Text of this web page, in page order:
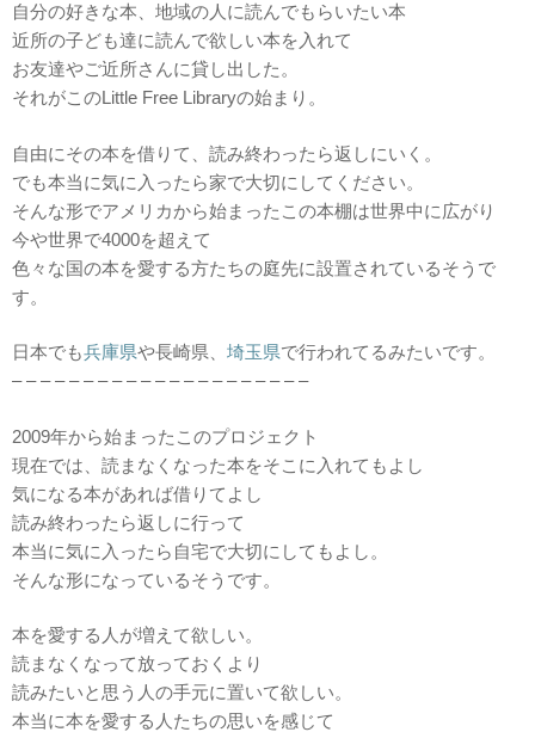
自分の好きな本、地域の人に読んでもらいたい本
近所の子ども達に読んで欲しい本を入れて
お友達やご近所さんに貸し出した。
それがこのLittle Free Libraryの始まり。
自由にその本を借りて、読み終わったら返しにいく。
でも本当に気に入ったら家で大切にしてください。
そんな形でアメリカから始まったこの本棚は世界中に広がり
今や世界で4000を超えて
色々な国の本を愛する方たちの庭先に設置されているそうで
す。
日本でも兵庫県や長崎県、 埼玉県で行われてるみたいです。
– – – – – – – – – – – – – – – – – – – – –
2009年から始まったこのプロジェクト
現在では、読まなくなった本をそこに入れてもよし
気になる本があれば借りてよし
読み終わったら返しに行って
本当に気に入ったら自宅で大切にしてもよし。
そんな形になっているそうです。
本を愛する人が増えて欲しい。
読まなくなって放っておくより
読みたいと思う人の手元に置いて欲しい。
本当に本を愛する人たちの思いを感じて